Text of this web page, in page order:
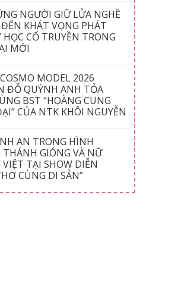
NGƯỜI GIỮ LỬA NGHỀ
KHÁT VỌNG PHÁT
HỌC CỔ TRUYỀN TRONG
MỚI
MODEL 2026
ĐỖ QUỲNH ANH TỎA
BST “HOÀNG CUNG
CỦA NTK KHÔI NGUYỄN
AN TRONG HÌNH
GIÓNG VÀ NỮ
TẠI SHOW DIỄN
CÙNG DI SẢN”